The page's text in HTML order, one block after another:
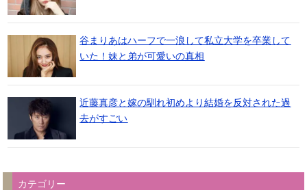
谷まりあはハーフで一浪して私立大学を卒業して
いた！妹と弟が可愛いの真相
近藤真彦と嫁の馴れ初めより結婚を反対された過
去がすごい
カテゴリー